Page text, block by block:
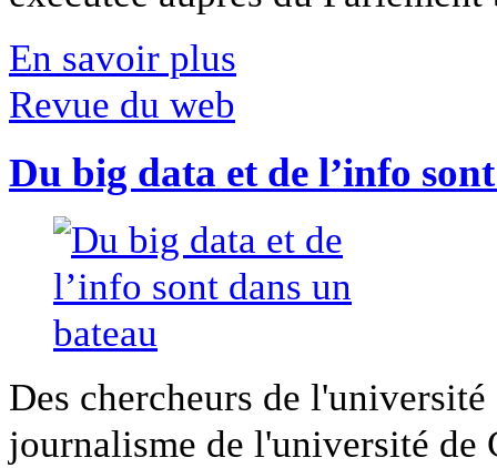
En savoir plus
Revue du web
Du big data et de l’info
Des chercheurs de
journalisme de l'université